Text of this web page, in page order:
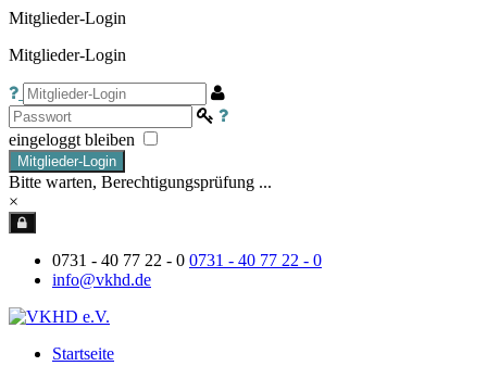
Mitglieder-Login
Mitglieder-Login
eingeloggt bleiben
Mitglieder-Login
Bitte warten, Berechtigungsprüfung ...
×
0731 - 40 77 22 - 0 0731 - 40 77 22 - 0
info@vkhd.de
Startseite